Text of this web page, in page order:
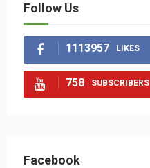
Follow Us
1113957 LIKES
758 SUBSCRIBERS
Facebook